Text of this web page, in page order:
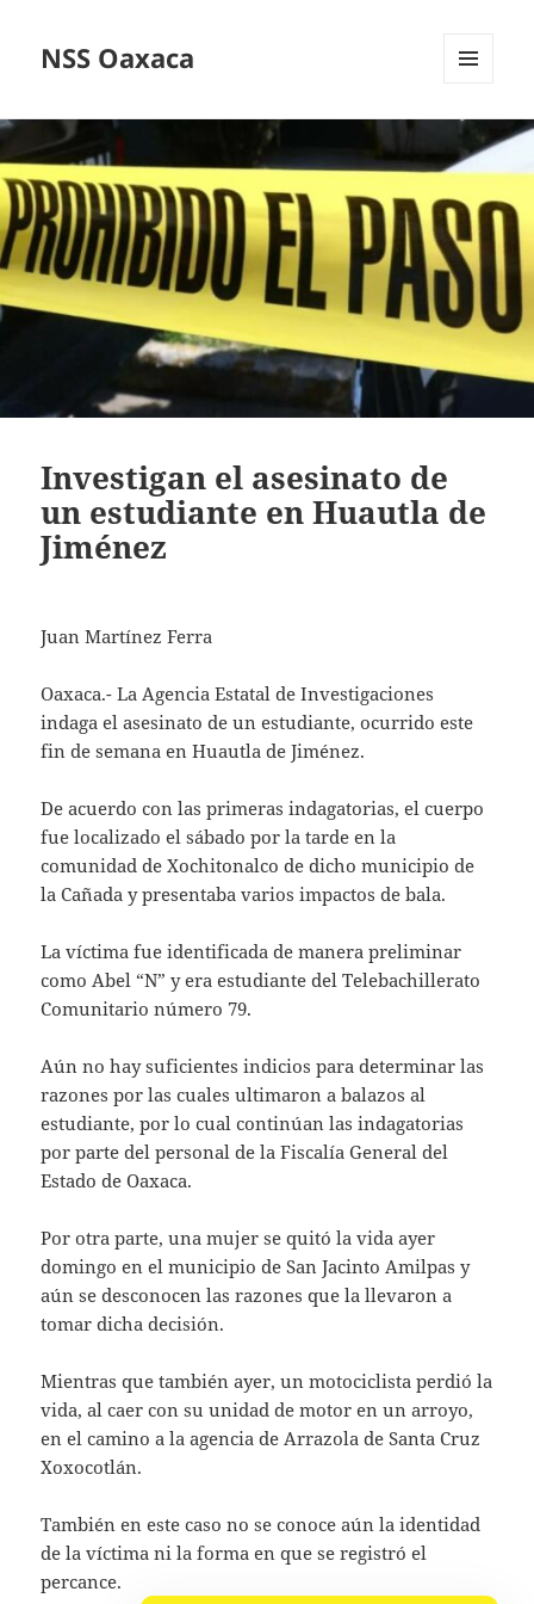
NSS Oaxaca
WIDGETS
Investigan el asesinato de
un estudiante en Huautla de
Jiménez
Juan Martínez Ferra
Oaxaca.- La Agencia Estatal de Investigaciones
indaga el asesinato de un estudiante, ocurrido este
fin de semana en Huautla de Jiménez.
De acuerdo con las primeras indagatorias, el cuerpo
fue localizado el sábado por la tarde en la
comunidad de Xochitonalco de dicho municipio de
la Cañada y presentaba varios impactos de bala.
La víctima fue identificada de manera preliminar
como Abel “N” y era estudiante del Telebachillerato
Comunitario número 79.
Aún no hay suficientes indicios para determinar las
razones por las cuales ultimaron a balazos al
estudiante, por lo cual continúan las indagatorias
por parte del personal de la Fiscalía General del
Estado de Oaxaca.
Por otra parte, una mujer se quitó la vida ayer
domingo en el municipio de San Jacinto Amilpas y
aún se desconocen las razones que la llevaron a
tomar dicha decisión.
Mientras que también ayer, un motociclista perdió la
vida, al caer con su unidad de motor en un arroyo,
en el camino a la agencia de Arrazola de Santa Cruz
Xoxocotlán.
También en este caso no se conoce aún la identidad
de la víctima ni la forma en que se registró el
percance.